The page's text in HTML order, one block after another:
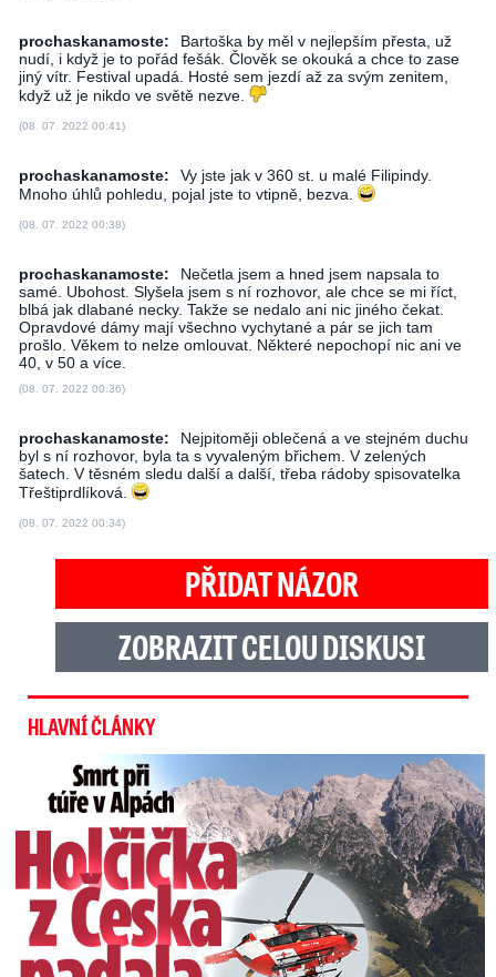
prochaskanamoste:
Bartoška by měl v nejlepším přesta, už
nudí, i když je to pořád fešák. Člověk se okouká a chce to zase
jiný vítr. Festival upadá. Hosté sem jezdí až za svým zenitem,
když už je nikdo ve světě nezve.
(08. 07. 2022 00:41)
prochaskanamoste:
Vy jste jak v 360 st. u malé Filipindy.
Mnoho úhlů pohledu, pojal jste to vtipně, bezva.
(08. 07. 2022 00:38)
prochaskanamoste:
Nečetla jsem a hned jsem napsala to
samé. Ubohost. Slyšela jsem s ní rozhovor, ale chce se mi říct,
blbá jak dlabané necky. Takže se nedalo ani nic jiného čekat.
Opravdové dámy mají všechno vychytané a pár se jich tam
prošlo. Věkem to nelze omlouvat. Některé nepochopí nic ani ve
40, v 50 a více.
(08. 07. 2022 00:36)
prochaskanamoste:
Nejpitoměji oblečená a ve stejném duchu
byl s ní rozhovor, byla ta s vyvaleným břichem. V zelených
šatech. V těsném sledu další a další, třeba rádoby spisovatelka
Třeštiprdlíková.
(08. 07. 2022 00:34)
PŘIDAT NÁZOR
ZOBRAZIT CELOU DISKUSI
HLAVNÍ ČLÁNKY
Smrt Češky v Alpách: Zemřela při túře s rodiči